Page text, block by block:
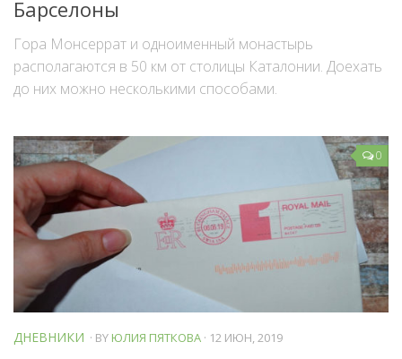
Барселоны
Гора Монсеррат и одноименный монастырь
располагаются в 50 км от столицы Каталонии. Доехать
до них можно несколькими способами.
0
ДНЕВНИКИ · BY ЮЛИЯ ПЯТКОВА · 12 ИЮН, 2019